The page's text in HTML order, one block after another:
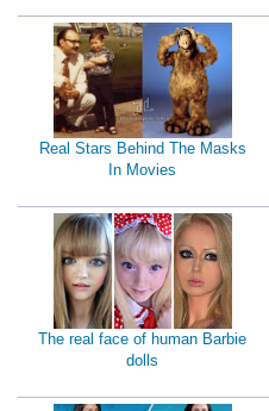
Real Stars Behind The Masks
In Movies
The real face of human Barbie
dolls